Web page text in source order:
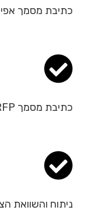
כתיבת מסמך
כתיבת מסמך RFP בקשה להצעות מחיר
ניתוח והשוואת